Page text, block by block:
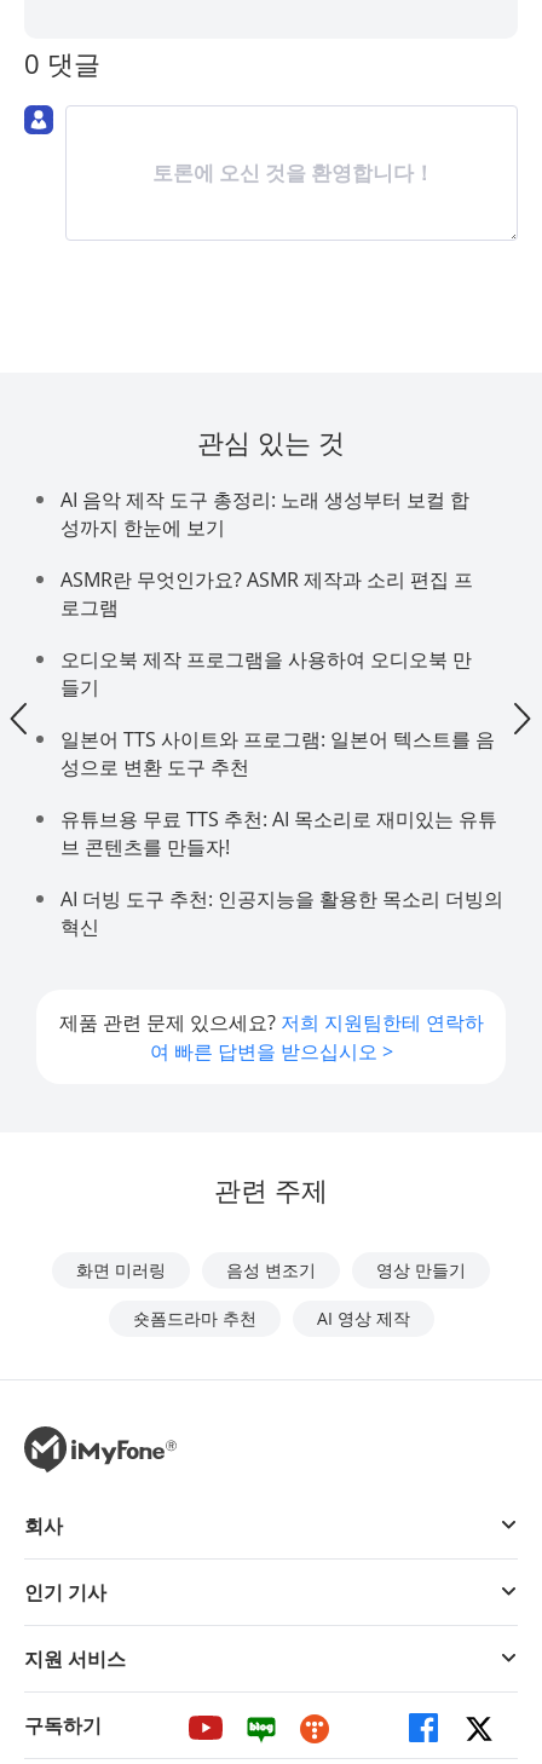
0 댓글
토론에 오신 것을 환영합니다！
관심 있는 것
AI 음악 제작 도구 총정리: 노래 생성부터 보컬 합
성까지 한눈에 보기
ASMR란 무엇인가요? ASMR 제작과 소리 편집 프
로그램
오디오북 제작 프로그램을 사용하여 오디오북 만
들기
일본어 TTS 사이트와 프로그램: 일본어 텍스트를 음
성으로 변환 도구 추천
유튜브용 무료 TTS 추천: AI 목소리로 재미있는 유튜
브 콘텐츠를 만들자!
AI 더빙 도구 추천: 인공지능을 활용한 목소리 더빙의
혁신
제품 관련 문제 있으세요? 저희 지원팀한테 연락하
여 빠른 답변을 받으십시오 >
관련 주제
화면 미러링 음성 변조기 영상 만들기
숏폼드라마 추천 AI 영상 제작
회사
인기 기사
지원 서비스
구독하기